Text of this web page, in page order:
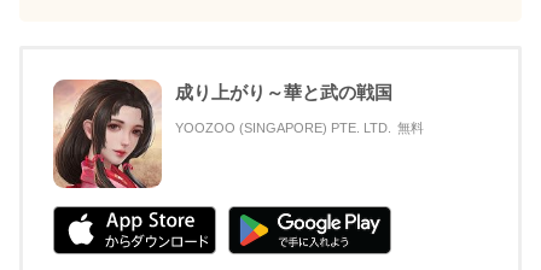
成り上がり～華と武の戦国
YOOZOO (SINGAPORE) PTE. LTD. 無料